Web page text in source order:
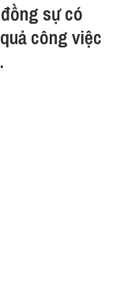
sự có
công việc